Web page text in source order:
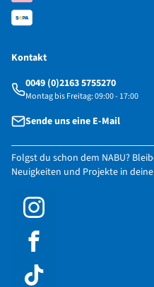
Kontakt
0049 (0)2163 5755270
Montag bis Freitag: 09:00 - 17:00
Sende uns eine E-Mail
Folgst du schon dem NABU?
Neuigkeiten und Projekte in